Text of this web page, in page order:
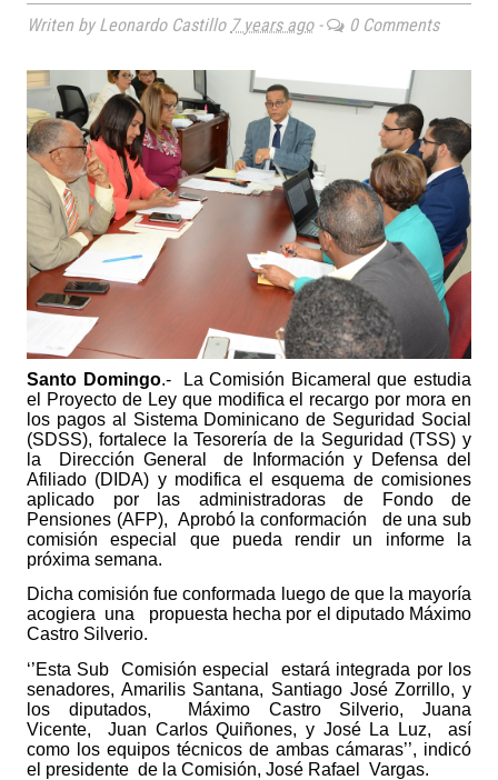
Writen by Leonardo Castillo 7 years ago- 0 Comments
Santo Domingo.-
La Comisión Bicameral que estudia
el Proyecto de Ley que modifica el recargo por mora en
los pagos al Sistema Dominicano de Seguridad Social
(SDSS), fortalece la Tesorería de la Seguridad (TSS) y
la
Dirección General
de Información y Defensa del
Afiliado (DIDA) y modifica el esquema de comisiones
aplicado por las administradoras de Fondo de
Pensiones (AFP), Aprobó la conformación
de una sub
comisión especial que pueda rendir un informe la
próxima semana.
Dicha comisión fue conformada luego de que la mayoría
acogiera una
propuesta hecha por el diputado Máximo
Castro Silverio.
‘’Esta Sub Comisión especial
estará integrada por los
senadores, Amarilis Santana, Santiago José Zorrillo, y
los diputados,
Máximo Castro Silverio, Juana
Vicente,
Juan Carlos Quiñones, y José La Luz,
así
como los equipos técnicos de ambas cámaras’’, indicó
el presidente de la Comisión, José Rafael Vargas.